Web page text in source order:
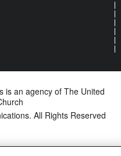
is an agency of The United
All Rights Reserved